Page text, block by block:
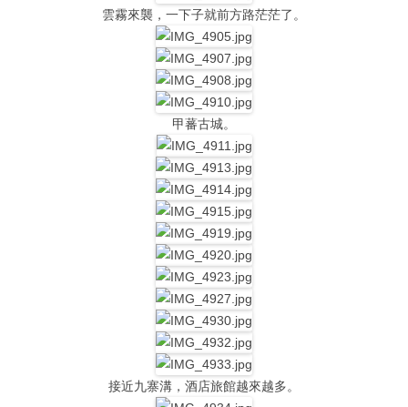
雲霧來襲，一下子就前方路茫茫了。
甲蕃古城。
接近九寨溝，酒店旅館越來越多。